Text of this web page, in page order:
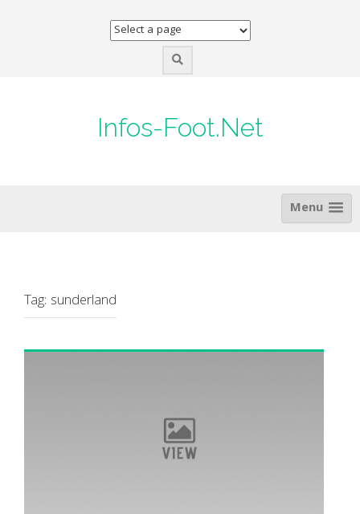
Infos-Foot.Net
Menu
Tag: sunderland